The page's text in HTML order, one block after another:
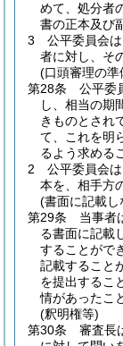
めて、処分者
書の正本及び
3
公平委員会は
者に対し、そ
(口頭審理の準
第28条
公平委
し、相当の期
きものとされ
て、これを明
るよう求める
2
公平委員会は
本を、相手方
(書面に記載し
第29条
当事者
る書面に記載
することがで
記載すること
を提出するこ
情があったこ
(釈明権等)
第30条
審査長